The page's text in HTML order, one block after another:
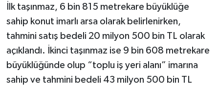
İlk taşınmaz, 6 bin 815 metrekare büyüklüğe
sahip konut imarlı arsa olarak belirlenirken,
tahmini satış bedeli 20 milyon 500 bin TL olarak
açıklandı. İkinci taşınmaz ise 9 bin 608 metrekare
büyüklüğünde olup “toplu iş yeri alanı” imarına
sahip ve tahmini bedeli 43 milyon 500 bin TL